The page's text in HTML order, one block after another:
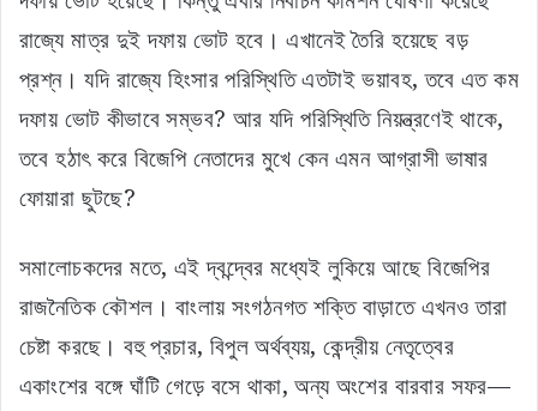
রাজ্যে মাত্র দুই দফায় ভোট হবে। এখানেই তৈরি হয়েছে বড়
প্রশ্ন। যদি রাজ্যে হিংসার পরিস্থিতি এতটাই ভয়াবহ, তবে এত কম
দফায় ভোট কীভাবে সম্ভব? আর যদি পরিস্থিতি নিয়ন্ত্রণেই থাকে,
তবে হঠাৎ করে বিজেপি নেতাদের মুখে কেন এমন আগ্রাসী ভাষার
ফোয়ারা ছুটছে?
সমালোচকদের মতে, এই দ্বন্দ্বের মধ্যেই লুকিয়ে আছে বিজেপির
রাজনৈতিক কৌশল। বাংলায় সংগঠনগত শক্তি বাড়াতে এখনও তারা
চেষ্টা করছে। বহু প্রচার, বিপুল অর্থব্যয়, কেন্দ্রীয় নেতৃত্বের
একাংশের বঙ্গে ঘাঁটি গেড়ে বসে থাকা, অন্য অংশের বারবার সফর—